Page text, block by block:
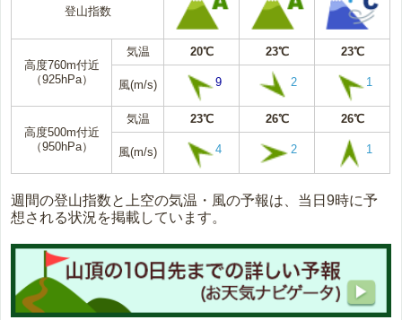
登山指数
高度760m付近
（925hPa）
気温 20℃ 23℃ 23℃
風(m/s) 9 2 1
高度500m付近
（950hPa）
気温 23℃ 26℃ 26℃
風(m/s) 4 2 1
週間の登山指数と上空の気温・風の予報は、当日9時に予
想される状況を掲載しています。